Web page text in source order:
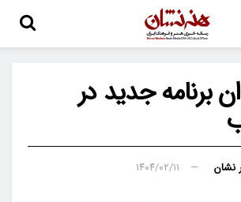
برنامه جدید در
نشان ۱۴۰۴/۰۲/۱۱